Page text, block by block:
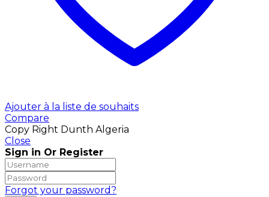
Ajouter à la liste de souhaits
Compare
Copy Right Dunth Algeria
Close
Sign in Or Register
Forgot your password?